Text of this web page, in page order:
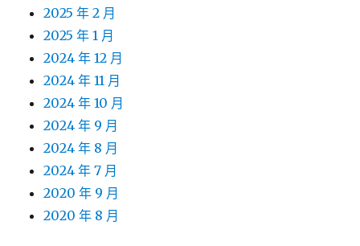
2025 年 2 月
2025 年 1 月
2024 年 12 月
2024 年 11 月
2024 年 10 月
2024 年 9 月
2024 年 8 月
2024 年 7 月
2020 年 9 月
2020 年 8 月